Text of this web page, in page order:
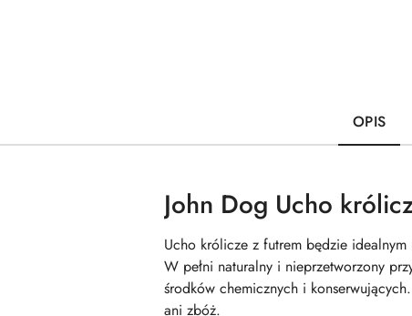
OPIS
John Dog Ucho
Ucho królicze z futrem będzie
W pełni naturalny i nieprzetworzony
środków chemicznych i
ani zbóż.